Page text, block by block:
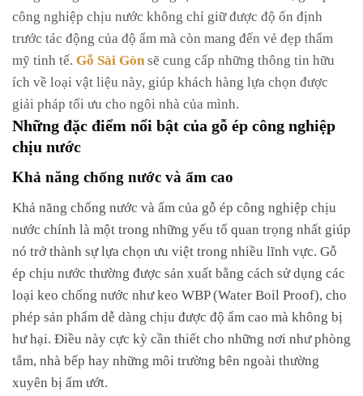
công nghiệp chịu nước không chỉ giữ được độ ổn định
trước tác động của độ ẩm mà còn mang đến vẻ đẹp thẩm
mỹ tinh tế. Gỗ Sài Gòn sẽ cung cấp những thông tin hữu
ích về loại vật liệu này, giúp khách hàng lựa chọn được
giải pháp tối ưu cho ngôi nhà của mình.
Những đặc điểm nổi bật của gỗ ép công nghiệp
chịu nước
Khả năng chống nước và ẩm cao
Khả năng chống nước và ẩm của gỗ ép công nghiệp chịu
nước chính là một trong những yếu tố quan trọng nhất giúp
nó trở thành sự lựa chọn ưu việt trong nhiều lĩnh vực. Gỗ
ép chịu nước thường được sản xuất bằng cách sử dụng các
loại keo chống nước như keo WBP (Water Boil Proof), cho
phép sản phẩm dễ dàng chịu được độ ẩm cao mà không bị
hư hại. Điều này cực kỳ cần thiết cho những nơi như phòng
tắm, nhà bếp hay những môi trường bên ngoài thường
xuyên bị ẩm ướt.